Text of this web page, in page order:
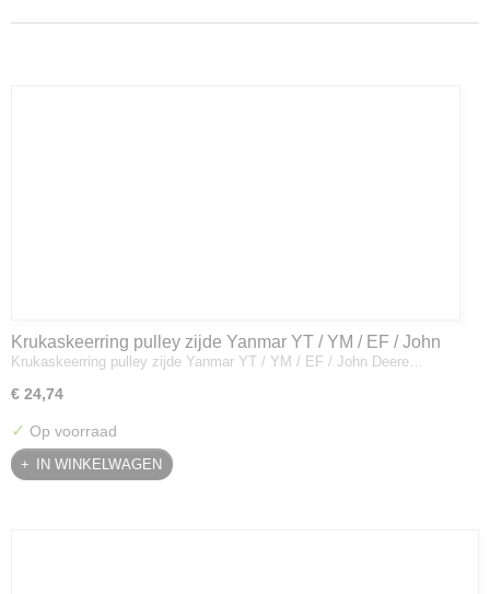
Krukaskeerring pulley zijde Yanmar YT / YM / EF / John
Deere - 119934-01800
Krukaskeerring pulley zijde Yanmar YT / YM / EF / John Deere…
€ 24,74
✓ Op voorraad
IN WINKELWAGEN